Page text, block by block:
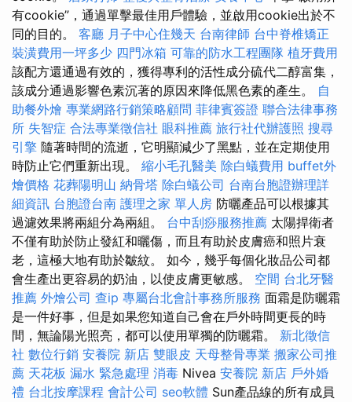
有cookie”，通過單擊最佳用戶體驗，並啟用cookie出於不
同的目的。 客廳 月子中心住幾天 台南律師 台中脊椎矯正
裝潢費用一坪多少 四門冰箱 可靠的防水工程團隊 植牙費用
該配方還通過有效的，獲得專利的活性成分硫代二醇富集，
該成分通過影響色素沉著的原因來降低黑色素的產生。 自
助餐外燴 專業網路行銷策略顧問 菲律賓簽證 聯合法律事務
所 失智症 合法專業徵信社 眼科推薦 旅行社代辦護照 搜尋
引擎 隨著時間的流逝，它明顯減少了黑點，並在定期使用
時防止它們重新出現。 縮小毛孔醫美 除白蟻費用 buffet外
燴價格 花葬陽明山 納骨塔 除白蟻公司 台南台胞證辦理詳
細資訊 台胞證台南 護理之家 單人房 防曬產品可以根據其
過濾效果將兩組分為兩組。 台中刮痧服務推薦 太陽捍衛者
不僅有助於防止發紅和曬傷，而且有助於皮膚癌和照片衰
老，這極大地有助於皺紋。 如今，幾乎每個化妝品公司都
會生產出更容易的奶油，以使皮膚更敏感。 空間 台北牙醫
推薦 外燴公司 查ip 專屬台北會計事務所服務 面霜是防曬霜
是一件好事，但是如果您知道自己會在戶外時間更長的時
間，無論陽光照亮，都可以使用單獨的防曬霜。 新北徵信
社 數位行銷 安養院 新店 雙眼皮 天母整骨專業 搬家公司推
薦 天花板 漏水 緊急處理 消毒 Nivea 安養院 新店 戶外婚
禮 台北按摩課程 會計公司 seo軟體 Sun產品線的所有成員